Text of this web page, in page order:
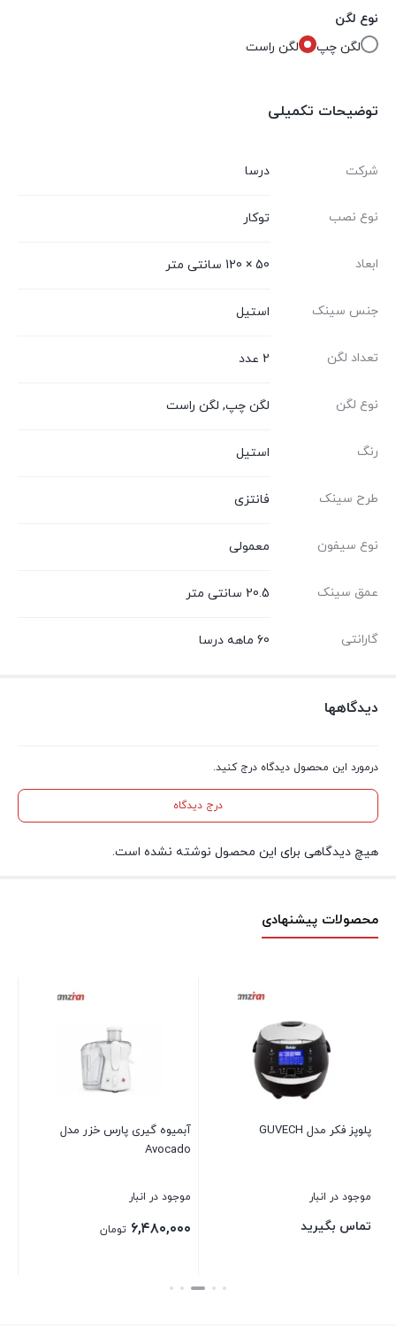
نوع لگن
لگن چپ
لگن راست
توضیحات تکمیلی
شرکت درسا
نوع نصب توکار
ابعاد 50 × 120 سانتی متر
جنس سینک استیل
تعداد لگن 2 عدد
نوع لگن لگن چپ, لگن راست
رنگ استیل
طرح سینک فانتزی
نوع سیفون معمولی
عمق سینک 20.5 سانتی متر
گارانتی 60 ماهه درسا
دیدگاهها
درمورد این محصول دیدگاه درج کنید.
درج دیدگاه
هیچ دیدگاهی برای این محصول نوشته نشده است.
محصولات پیشنهادی
پلوپز فکر مدل GUVECH
موجود در انبار
تماس بگیرید
آبمیوه گیری پارس خزر مدل
Avocado
موجود در انبار
۶,۴۸۰,۰۰۰ تومان
بستن